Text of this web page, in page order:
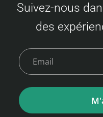
varient selon la
choisie. Voici un
économique
Enfant…
Suivez-nous
des